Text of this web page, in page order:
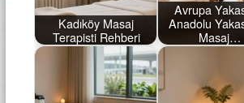
Kadıköy Masaj
Terapisti Rehberi
Avrupa
Anadolu
Masaj…